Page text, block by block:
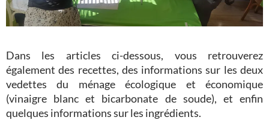
Dans les articles ci-dessous, vous retrouverez
également des recettes, des informations sur les deux
vedettes du ménage écologique et économique
(vinaigre blanc et bicarbonate de soude), et enfin
quelques informations sur les ingrédients.